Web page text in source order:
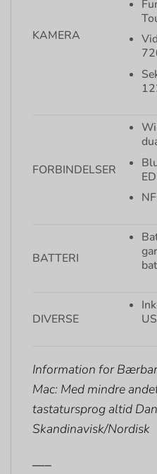
KAMERA
FORBINDELSER
BATTERI
DIVERSE
Information for
Mac: Med mindre
tastatursprog altid
Skandinavisk/Nordisk
—–